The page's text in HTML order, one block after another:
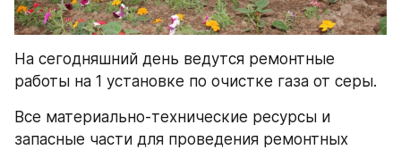
На сегодняшний день ведутся ремонтные
работы на 1 установке по очистке газа от серы.
Все материально-технические ресурсы и
запасные части для проведения ремонтных